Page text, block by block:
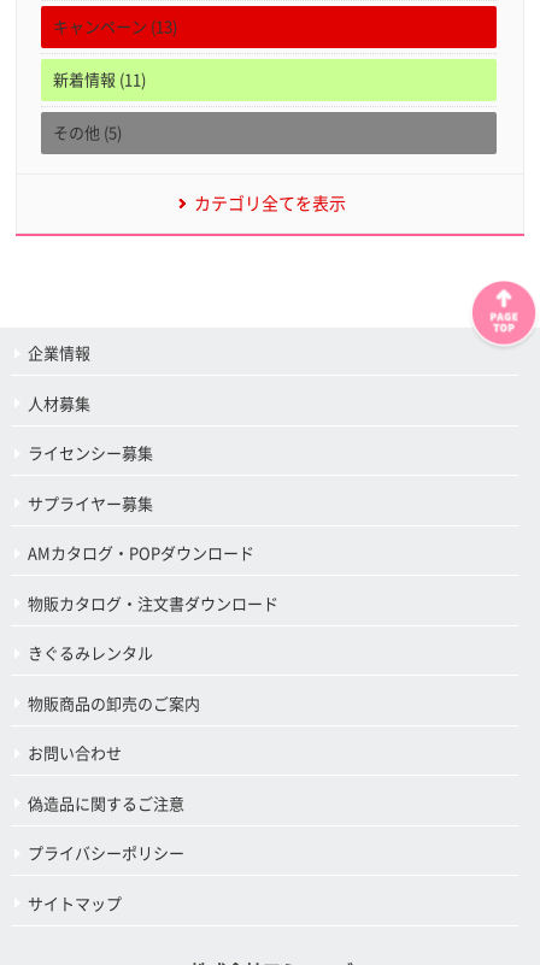
キャンペーン (13)
新着情報 (11)
その他 (5)
カテゴリ全てを表示
企業情報
人材募集
ライセンシー募集
サプライヤー募集
AMカタログ・POPダウンロード
物販カタログ・注文書ダウンロード
きぐるみレンタル
物販商品の卸売のご案内
お問い合わせ
偽造品に関するご注意
プライバシーポリシー
サイトマップ